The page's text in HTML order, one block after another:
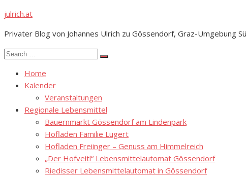
Skip
content
julrich.at
Privater Blog von Johannes Ulrich zu Gössendorf, Graz-Umgebung
Search
Search
Home
Kalender
Veranstaltungen
Regionale Lebensmittel
Bauernmarkt Gössendorf am Lindenpark
Hofladen Familie Lugert
Hofladen Freiinger – Genuss am Himmelreich
„Der Hofveitl“ Lebensmittelautomat Gössendorf
Riedisser Lebensmittelautomat in Gössendorf